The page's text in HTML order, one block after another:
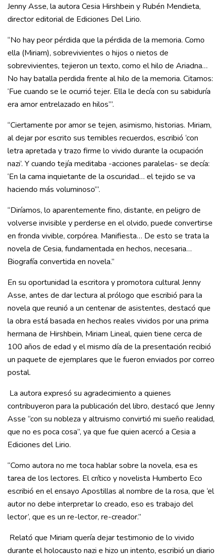
Jenny Asse, la autora Cesia Hirshbein y Rubén Mendieta,
director editorial de Ediciones Del Lirio.
“No hay peor pérdida que la pérdida de la memoria. Como
ella (Miriam), sobrevivientes o hijos o nietos de
sobrevivientes, tejieron un texto, como el hilo de Ariadna…
No hay batalla perdida frente al hilo de la memoria. Citamos:
‘Fue cuando se le ocurrió tejer. Ella le decía con su sabiduría
era amor entrelazado en hilos’”.
“Ciertamente por amor se tejen, asimismo, historias. Miriam,
al dejar por escrito sus temibles recuerdos, escribió ‘con
letra apretada y trazo firme lo vivido durante la ocupación
nazi’. Y cuando tejía meditaba -acciones paralelas- se decía:
‘En la cama inquietante de la oscuridad… el tejido se va
haciendo más voluminoso’”.
“Diríamos, lo aparentemente fino, distante, en peligro de
volverse invisible y perderse en el olvido, puede convertirse
en fronda vivible, corpórea. Manifiesta… De esto se trata la
novela de Cesia, fundamentada en hechos, necesaria…
Biografía convertida en novela.”
En su oportunidad la escritora y promotora cultural Jenny
Asse, antes de dar lectura al prólogo que escribió para la
novela que reunió a un centenar de asistentes, destacó que
la obra está basada en hechos reales vividos por una prima
hermana de Hirshbein, Miriam Lineal, quien tiene cerca de
100 años de edad y el mismo día de la presentación recibió
un paquete de ejemplares que le fueron enviados por correo
postal.
La autora expresó su agradecimiento a quienes
contribuyeron para la publicación del libro, destacó que Jenny
Asse “con su nobleza y altruismo convirtió mi sueño realidad,
que no es poca cosa”, ya que fue quien acercó a Cesia a
Ediciones del Lirio.
“Como autora no me toca hablar sobre la novela, esa es
tarea de los lectores. El crítico y novelista Humberto Eco
escribió en el ensayo Apostillas al nombre de la rosa, que ‘el
autor no debe interpretar lo creado, eso es trabajo del
lector’, que es un re-lector, re-creador.”
Relató que Miriam quería dejar testimonio de lo vivido
durante el holocausto nazi e hizo un intento, escribió un diario